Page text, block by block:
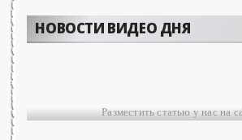
НОВОСТИ ВИДЕО ДНЯ
Разместить статью у нас на